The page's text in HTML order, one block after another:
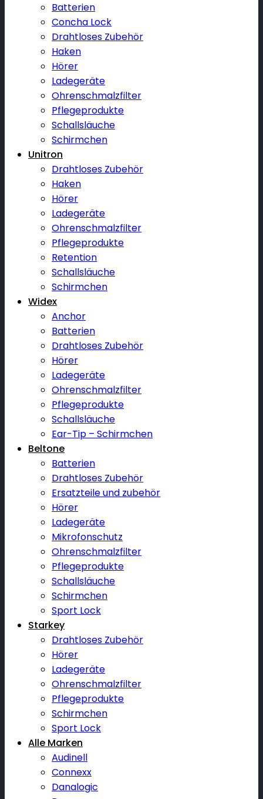
Batterien
Concha Lock
Drahtloses Zubehör
Haken
Hörer
Ladegeräte
Ohrenschmalzfilter
Pflegeprodukte
Schallsläuche
Schirmchen
Unitron
Drahtloses Zubehör
Haken
Hörer
Ladegeräte
Ohrenschmalzfilter
Pflegeprodukte
Retention
Schallsläuche
Schirmchen
Widex
Anchor
Batterien
Drahtloses Zubehör
Hörer
Ladegeräte
Ohrenschmalzfilter
Pflegeprodukte
Schallsläuche
Ear-Tip – Schirmchen
Beltone
Batterien
Drahtloses Zubehör
Ersatzteile und zubehör
Hörer
Ladegeräte
Mikrofonschutz
Ohrenschmalzfilter
Pflegeprodukte
Schallsläuche
Schirmchen
Sport Lock
Starkey
Drahtloses Zubehör
Hörer
Ladegeräte
Ohrenschmalzfilter
Pflegeprodukte
Schirmchen
Sport Lock
Alle Marken
Audinell
Connexx
Danalogic